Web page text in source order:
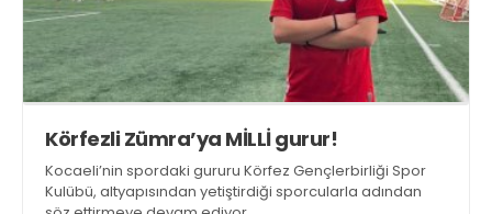
Körfezli Zümra’ya MİLLİ gurur!
Kocaeli’nin spordaki gururu Körfez Gençlerbirliği Spor
Kulübü, altyapısından yetiştirdiği sporcularla adından